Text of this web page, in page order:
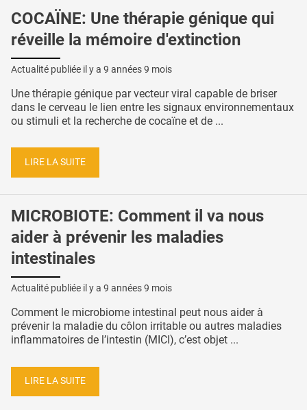
COCAÏNE: Une thérapie génique qui
réveille la mémoire d'extinction
Actualité publiée il y a 9 années 9 mois
Une thérapie génique par vecteur viral capable de briser
dans le cerveau le lien entre les signaux environnementaux
ou stimuli et la recherche de cocaïne et de ...
LIRE LA SUITE
MICROBIOTE: Comment il va nous
aider à prévenir les maladies
intestinales
Actualité publiée il y a 9 années 9 mois
Comment le microbiome intestinal peut nous aider à
prévenir la maladie du côlon irritable ou autres maladies
inflammatoires de l’intestin (MICI), c’est objet ...
LIRE LA SUITE